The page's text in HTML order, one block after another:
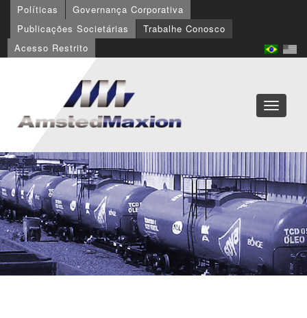
Políticas
Governança Corporativa
Publicações Societárias
Trabalhe Conosco
Acesso Restrito